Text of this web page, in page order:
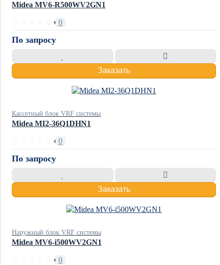
Midea MV6-R500WV2GN1
0
По запросу
Заказать
Кассетный блок VRF системы
Midea MI2-36Q1DHN1
0
По запросу
Заказать
Наружный блок VRF системы
Midea MV6-i500WV2GN1
0